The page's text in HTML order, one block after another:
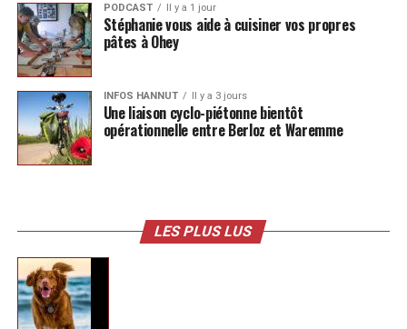
PODCAST Il y a 1 jour
Stéphanie vous aide à cuisiner vos propres
pâtes à Ohey
INFOS HANNUT Il y a 3 jours
Une liaison cyclo-piétonne bientôt
opérationnelle entre Berloz et Waremme
LES PLUS LUS